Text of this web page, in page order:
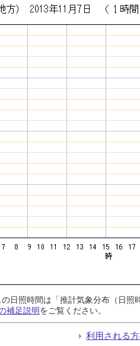
日照時間は「推計気象分布（日
補足説明をご覧ください。
利用される